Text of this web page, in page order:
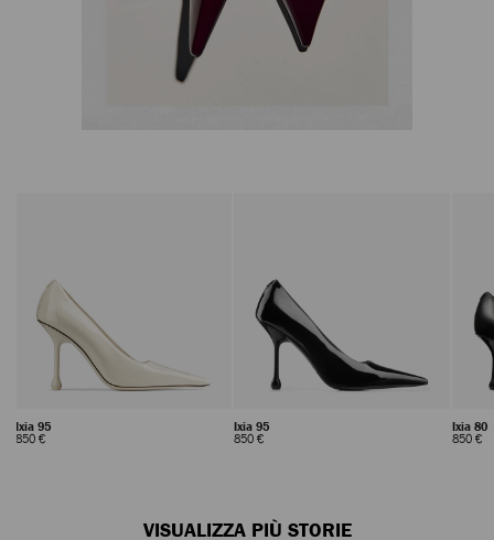
Ixia 95
850 €
Ixia 80
850 €
Ixia 95
850 €
VISUALIZZA PIÙ STORIE